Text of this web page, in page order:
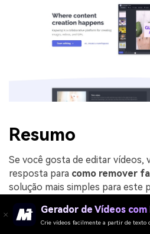
Resumo
Se você gosta de editar vídeos,
resposta para como remover
solução mais simples para este
acessar sites com softwares
das principais características
Gerador de Vídeos com
Crie vídeos facilmente a partir de texto